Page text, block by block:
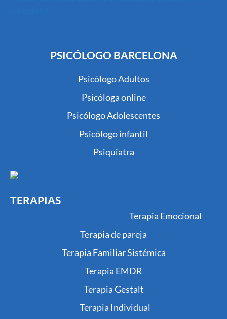
PSICÓLOGO BARCELONA
Psicólogo Adultos
Psicóloga online
Psicólogo Adolescentes
Psicólogo infantil
Psiquiatra
TERAPIAS
Terapia Emocional
Terapia de pareja
Terapia Familiar Sistémica
Terapia EMDR
Terapia Gestalt
Terapia Individual